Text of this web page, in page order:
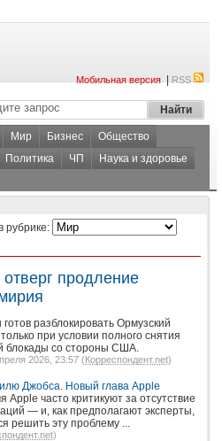
Мобильная версия|RSS
Мир Бизнес
Общество
Политика ЧП
Наука и здоровье
рубрике:
продление
готов разблокировать Ормузский
при условии полного снятия
блокады со стороны США.
2026, 23:57 (Корреспондент.net)
Джобса. Новый глава Apple
Apple часто критикуют за отсутствие
— и, как предполагают эксперты,
решить эту проблему ...
)